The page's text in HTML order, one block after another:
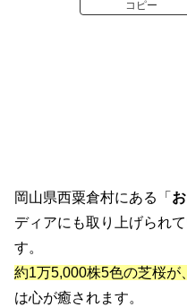
コピー
岡山県西粟倉村にある「
ディアにも取り上げられ
す。
約1万5,000株5色の芝桜が
は心が癒されます。